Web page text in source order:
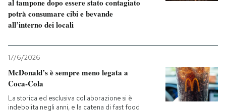
al tampone dopo essere stato contagiato
potrà consumare cibi e bevande
all’interno dei locali
17/6/2026
McDonald’s è sempre meno legata a
Coca-Cola
La storica ed esclusiva collaborazione si è
indebolita negli anni, e la catena di fast food